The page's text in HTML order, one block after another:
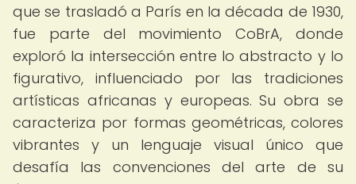
que se trasladó a París en la década de 1930,
fue parte del movimiento CoBrA, donde
exploró la intersección entre lo abstracto y lo
figurativo, influenciado por las tradiciones
artísticas africanas y europeas. Su obra se
caracteriza por formas geométricas, colores
vibrantes y un lenguaje visual único que
desafía las convenciones del arte de su